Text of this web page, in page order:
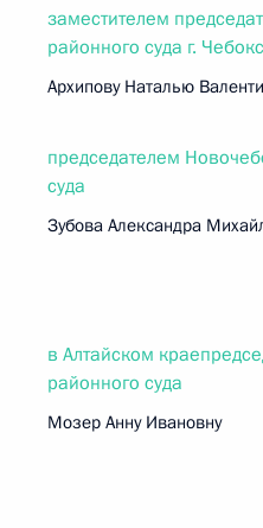
заместителем
районного суда г.
Архипову Наталью
председателем
суда
Зубова Александра
в Алтайском
районного суда
Мозер Анну Ивановну